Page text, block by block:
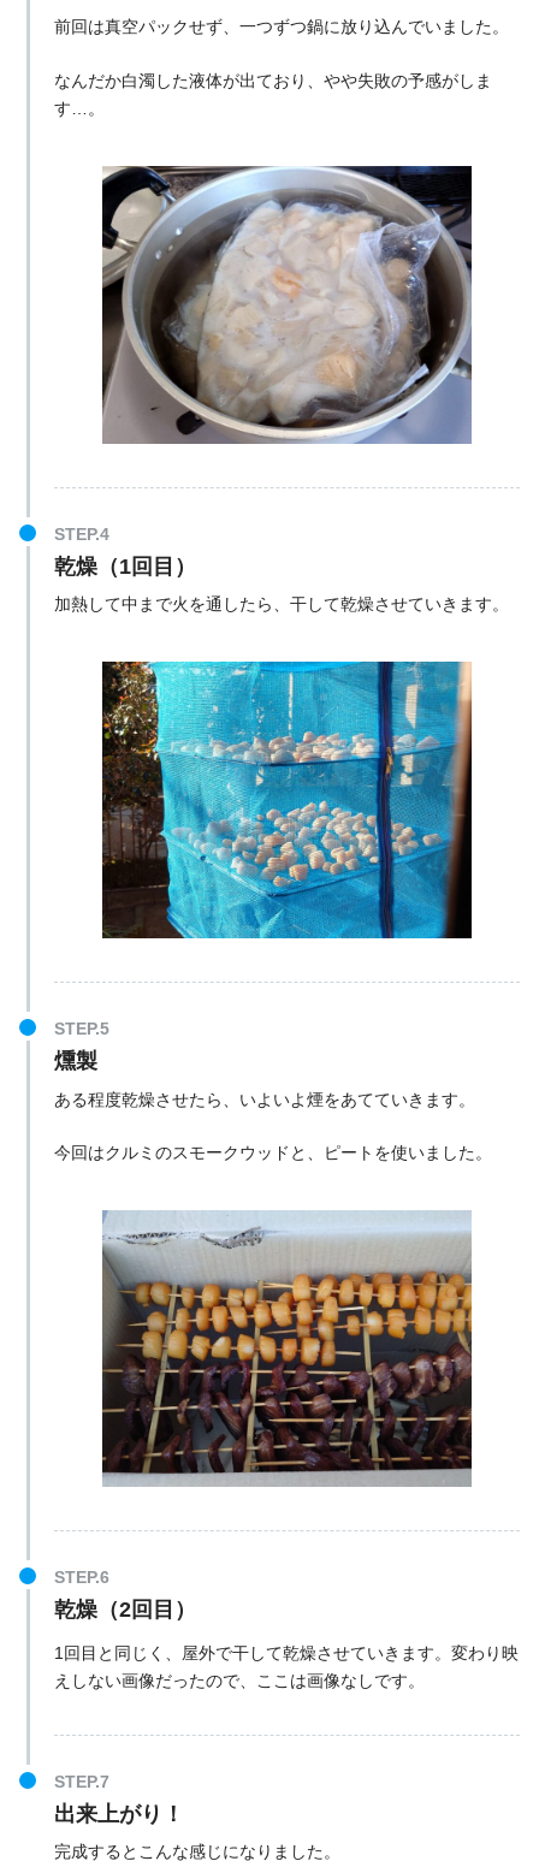
前回は真空パックせず、一つずつ鍋に放り込んでいました。
なんだか白濁した液体が出ており、やや失敗の予感がしま
す…。
乾燥（1回目）
加熱して中まで火を通したら、干して乾燥させていきます。
燻製
ある程度乾燥させたら、いよいよ煙をあてていきます。
今回はクルミのスモークウッドと、ピートを使いました。
乾燥（2回目）
1回目と同じく、屋外で干して乾燥させていきます。変わり映
えしない画像だったので、ここは画像なしです。
出来上がり！
完成するとこんな感じになりました。